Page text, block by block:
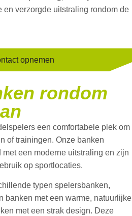
en verzorgde uitstraling rondom de
opnemen
rondom
een comfortabele plek om
of trainingen. Onze banken
een moderne uitstraling en zijn
op sportlocaties.
typen spelersbanken,
banken met een warme, natuurlijke
met een strak design. Deze